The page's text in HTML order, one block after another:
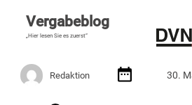
Vergabeblog
„Hier lesen Sie es zuerst“
Redaktion 30.